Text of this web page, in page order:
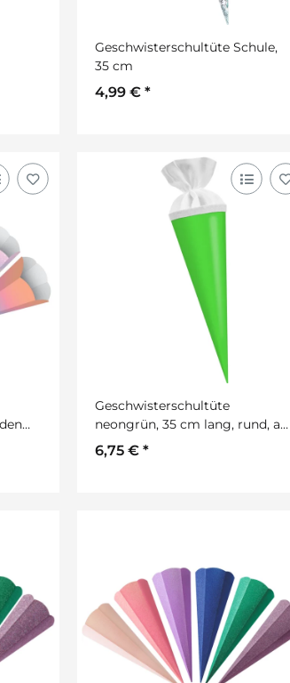
Geschwisterschultüte Schule,
35 cm
4,99 € *
Geschwisterschultüte
neongrün, 35 cm lang, rund, aus
Fotokarton, 1 Stück
6,75 € *